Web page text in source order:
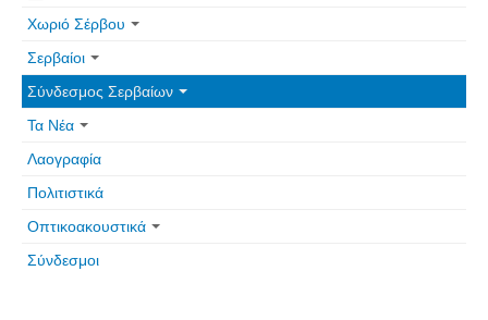
Πετρόκτιστα Σπίτια - Εκκλησίες
Πανοραμικές φωτογραφίες
Σύνδεσμοι
Χωριό Σέρβου
Σερβαίοι
Σύνδεσμος Σερβαίων
Τα Νέα
Λαογραφία
Πολιτιστικά
Οπτικοακουστικά
Σύνδεσμοι